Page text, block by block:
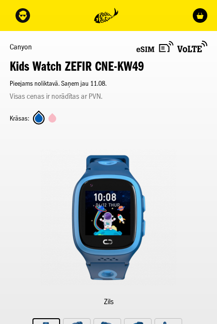
Canyon
Kids Watch ZEFIR CNE-KW49
Pieejams noliktavā. Saņem jau 11.08.
Visas cenas ir norādītas ar PVN.
Krāsas:
Zils